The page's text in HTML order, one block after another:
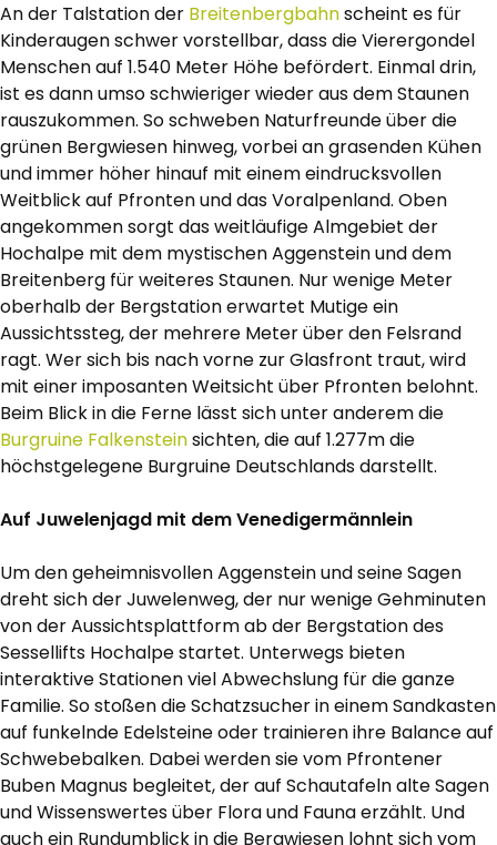
An der Talstation der Breitenbergbahnscheint es für
Kinderaugen schwer vorstellbar, dass die Vierergondel
Menschen auf 1.540 Meter Höhe befördert. Einmal drin,
ist es dann umso schwieriger wieder aus dem Staunen
rauszukommen. So schweben Naturfreunde über die
grünen Bergwiesen hinweg, vorbei an grasenden Kühen
und immer höher hinauf mit einem eindrucksvollen
Weitblick auf Pfronten und das Voralpenland. Oben
angekommen sorgt das weitläufige Almgebiet der
Hochalpe mit dem mystischen Aggenstein und dem
Breitenberg für weiteres Staunen. Nur wenige Meter
oberhalb der Bergstation erwartet Mutige ein
Aussichtssteg, der mehrere Meter über den Felsrand
ragt. Wer sich bis nach vorne zur Glasfront traut, wird
mit einer imposanten Weitsicht über Pfronten belohnt.
Beim Blick in die Ferne lässt sich unter anderem die
Burgruine Falkensteinsichten, die auf 1.277m die
höchstgelegene Burgruine Deutschlands darstellt.
Auf Juwelenjagd mit dem Venedigermännlein
Um den geheimnisvollen Aggenstein und seine Sagen
dreht sich der Juwelenweg, der nur wenige Gehminuten
von der Aussichtsplattform ab der Bergstation des
Sessellifts Hochalpe startet. Unterwegs bieten
interaktive Stationen viel Abwechslung für die ganze
Familie. So stoßen die Schatzsucher in einem Sandkasten
auf funkelnde Edelsteine oder trainieren ihre Balance auf
Schwebebalken. Dabei werden sie vom Pfrontener
Buben Magnus begleitet, der auf Schautafeln alte Sagen
und Wissenswertes über Flora und Fauna erzählt. Und
auch ein Rundumblick in die Bergwiesen lohnt sich vom